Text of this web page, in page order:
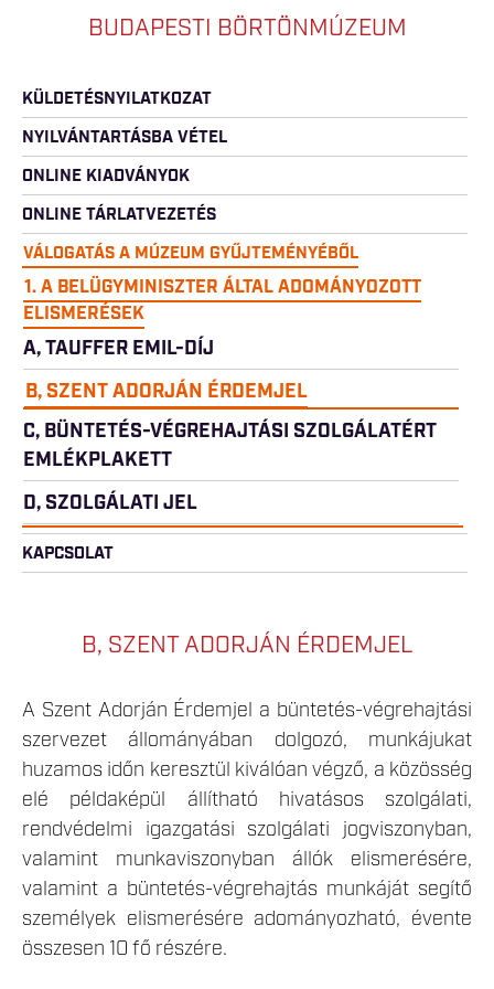
BUDAPESTI BÖRTÖNMÚZEUM
KÜLDETÉSNYILATKOZAT
NYILVÁNTARTÁSBA VÉTEL
ONLINE KIADVÁNYOK
ONLINE TÁRLATVEZETÉS
VÁLOGATÁS A MÚZEUM GYŰJTEMÉNYÉBŐL
1. A BELÜGYMINISZTER ÁLTAL ADOMÁNYOZOTT
ELISMERÉSEK
A, TAUFFER EMIL-DÍJ
B, SZENT ADORJÁN ÉRDEMJEL
C, BÜNTETÉS-VÉGREHAJTÁSI SZOLGÁLATÉRT
EMLÉKPLAKETT
D, SZOLGÁLATI JEL
KAPCSOLAT
B, SZENT ADORJÁN ÉRDEMJEL
A Szent Adorján Érdemjel a büntetés-végrehajtási
szervezet állományában dolgozó, munkájukat
huzamos időn keresztül kiválóan végző, a közösség
elé példaképül állítható hivatásos szolgálati,
rendvédelmi igazgatási szolgálati jogviszonyban,
valamint munkaviszonyban állók elismerésére,
valamint a büntetés-végrehajtás munkáját segítő
személyek elismerésére adományozható, évente
összesen 10 fő részére.